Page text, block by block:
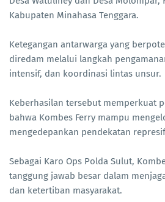
Kabupaten Minahasa Tenggara.
Ketegangan antarwarga yang
diredam melalui langkah
intensif, dan koordinasi lintas unsur.
Keberhasilan tersebut memperkuat
bahwa Kombes Ferry mampu
mengedepankan pendekatan
Sebagai Karo Ops Polda Sulut,
tanggung jawab besar dalam
dan ketertiban masyarakat.